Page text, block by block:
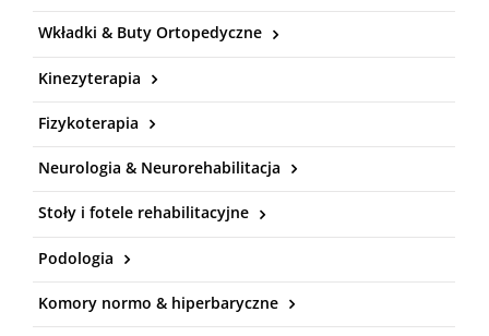
Wkładki & Buty Ortopedyczne
Kinezyterapia
Fizykoterapia
Neurologia & Neurorehabilitacja
Stoły i fotele rehabilitacyjne
Podologia
Komory normo & hiperbaryczne